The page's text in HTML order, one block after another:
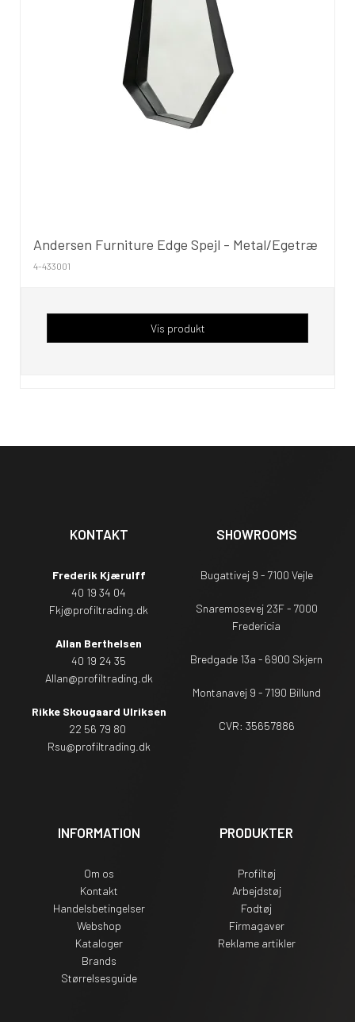
Andersen Furniture Edge Spejl - Metal/Egetræ
4-433001
Vis produkt
KONTAKT
Frederik Kjærulff
40 19 34 04
Fkj@profiltrading.dk
Allan Berthelsen
40 19 24 35
Allan@profiltrading.dk
Rikke Skougaard Ulriksen
22 56 79 80
Rsu@profiltrading.dk
SHOWROOMS
Bugattivej 9 - 7100 Vejle
Snaremosevej 23F - 7000
Fredericia
Bredgade 13a - 6900 Skjern
Montanavej 9 - 7190 Billund
CVR: 35657886
INFORMATION
Om os
Kontakt
Handelsbetingelser
Webshop
Kataloger
Brands
Størrelsesguide
PRODUKTER
Profiltøj
Arbejdstøj
Fodtøj
Firmagaver
Reklame artikler